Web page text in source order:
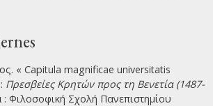
« Capitula magnificae universitatis
Πρεσβείες Κρητών προς τη Βενετία (1487-
: Φιλοσοφική Σχολή Πανεπιστημίου